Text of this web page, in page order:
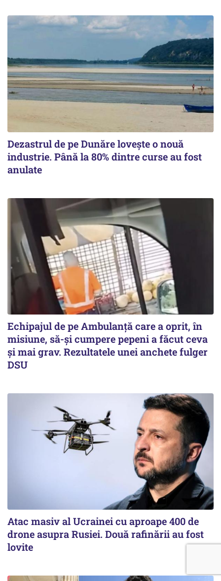
Dezastrul de pe Dunăre lovește o nouă
industrie. Până la 80% dintre curse au fost
anulate
Echipajul de pe Ambulanță care a oprit, în
misiune, să-și cumpere pepeni a făcut ceva
și mai grav. Rezultatele unei anchete fulger
DSU
Atac masiv al Ucrainei cu aproape 400 de
drone asupra Rusiei. Două rafinării au fost
lovite